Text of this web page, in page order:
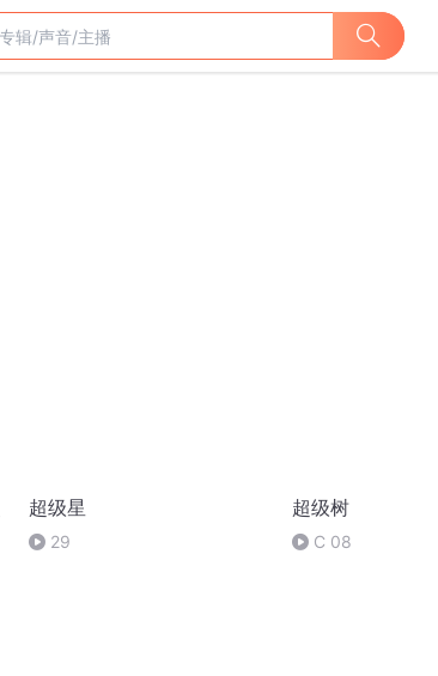
超级星
29
超级树
C 08